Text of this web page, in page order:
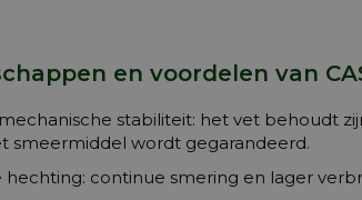
en voordelen van
stabiliteit: het vet behoudt
smeermiddel wordt gegarandeerd.
hechting: continue smering en lager